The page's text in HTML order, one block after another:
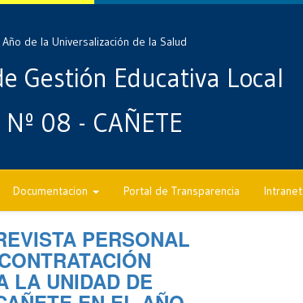
Año de la Universalización de la Salud
Gestión Educativa Local
Nº 08 - CAÑETE
Documentacion Portal de Transparencia Intranet
PERSONAL
LA UNIDAD DE